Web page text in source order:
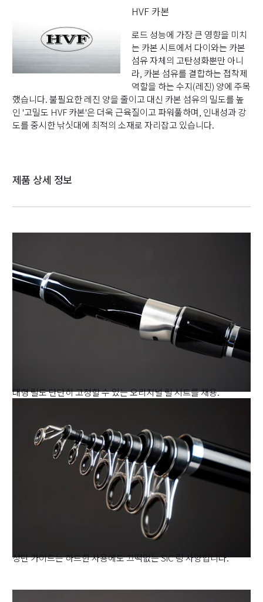
HVF 카본
로드 성능에 가장 큰 영향을 미치
는 카본 시트에서 다이와는 카본
섬유 자체의 고탄성화뿐만 아니
라, 카본 섬유를 결합하는 접착제
역할을 하는 수지(레진) 양에 주목
했습니다. 불필요한 레진 양을 줄이고 대신 카본 섬유의 밀도를 높
인 '고밀도 HVF 카본'은 더욱 근육질이고 파워풀하며, 인내성과 강
도를 중시한 낚싯대에 최적의 소재로 자리잡고 있습니다.
제품 상세 정보
대형 릴도 단단히 고정할 수 있는 오리지널 릴 시트를 채용.
상단 가이드는 하드한 사용에도 끄떡없는 SiC 링 사양입니다.